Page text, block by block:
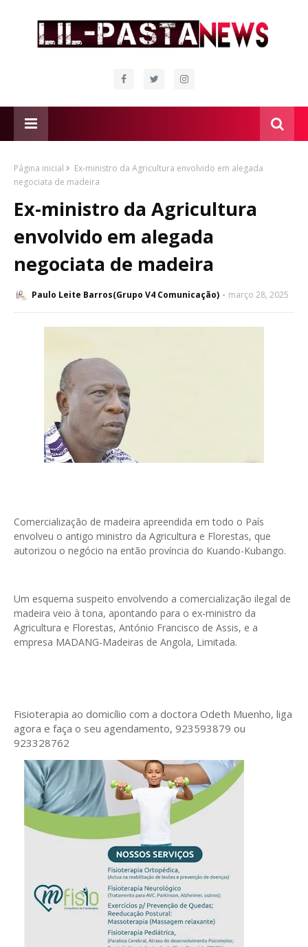
Página inicial
Ex-ministro da Agricultura envolvido em alegada
negociata de madeira
Ex-ministro da Agricultura
envolvido em alegada
negociata de madeira
Paulo Leite Barros(Grupo V4 Comunicação) março 28, 2025
Comercialização de madeira apreendida em todo o País
envolveu o antigo ministro da Agricultura e Florestas, que
autorizou o negócio na então província do Kuando-Kubango.
Um esquema suspeito envolvendo a comercialização ilegal de
madeira veio à tona, apontando para o ex-ministro da
Agricultura e Florestas, António Francisco de Assis, e a
empresa MADANG-Madeiras de Angola, Limitada.
Fisioterapia ao domicílio com a doctora Odeth Muenho, liga
agora e faça o seu agendamento, 923593879 ou
923328762